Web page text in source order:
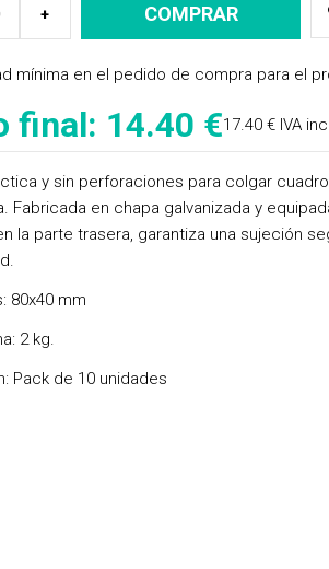
+ COMPRAR
mínima en el pedido de compra para el
final: 14.40 €17.40 € IVA incl.
y sin perforaciones para colgar
Fabricada en chapa galvanizada y
la parte trasera, garantiza una sujeción
80x40 mm
2 kg.
Pack de 10 unidades